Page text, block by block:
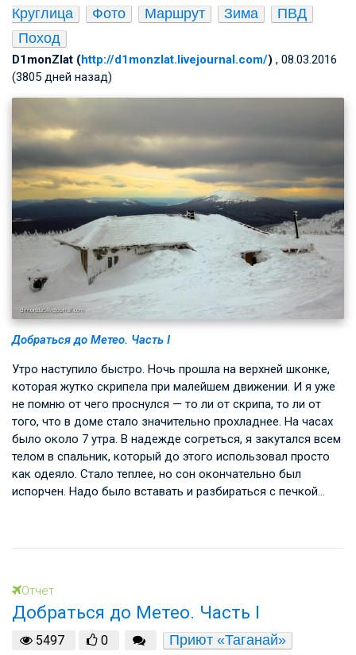
Круглица Фото Маршрут Зима
ПВД
Поход
D1monZlat (http://d1monzlat.livejournal.com/) , 08.03.2016
(3805 дней назад)
Добраться до Метео. Часть I
Утро наступило быстро. Ночь прошла на верхней шконке,
которая жутко скрипела при малейшем движении. И я уже
не помню от чего проснулся — то ли от скрипа, то ли от
того, что в доме стало значительно прохладнее. На часах
было около 7 утра. В надежде согреться, я закутался всем
телом в спальник, который до этого использовал просто
как одеяло. Стало теплее, но сон окончательно был
испорчен. Надо было вставать и разбираться с печкой…
Отчет
Добраться до Метео. Часть I
5497 0
Приют «Таганай»